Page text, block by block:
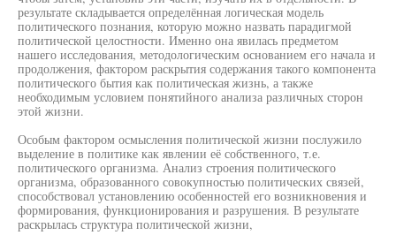
результате складывается определённая логическая модель
политического познания, которую можно назвать парадигмой
политической целостности. Именно она явилась предметом
нашего исследования, методологическим основанием его начала и
продолжения, фактором раскрытия содержания такого компонента
политического бытия как политическая жизнь, а также
необходимым условием понятийного анализа различных сторон
этой жизни.
Особым фактором осмысления политической жизни послужило
выделение в политике как явлении её собственного, т.е.
политического организма. Анализ строения политического
организма, образованного совокупностью политических связей,
способствовал установлению особенностей его возникновения и
формирования, функционирования и разрушения. В результате
раскрылась структура политической жизни,